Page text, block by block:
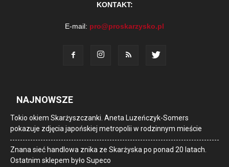
KONTAKT:
E-mail: pro@proskarzysko.pl
NAJNOWSZE
Tokio okiem Skarżyszczanki. Aneta Luzeńczyk-Somers
pokazuje zdjęcia japońskiej metropolii w rodzinnym mieście
Znana sieć handlowa znika ze Skarżyska po ponad 20 latach.
Ostatnim sklepem było Supeco